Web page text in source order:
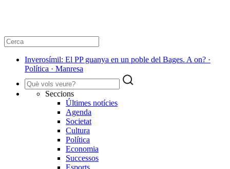
Inverosímil: El PP guanya en un poble del Bages. A on? ·
Política · Manresa
Seccions
Últimes notícies
Agenda
Societat
Cultura
Política
Economia
Successos
Esports